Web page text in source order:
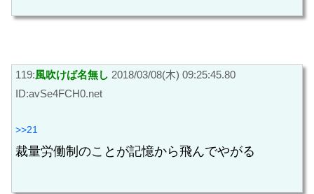
119:風吹けば名無し 2018/03/08(木) 09:25:45.80
ID:avSe4FCH0.net
>>21
裁量労働制のことが記憶から飛んでやがる